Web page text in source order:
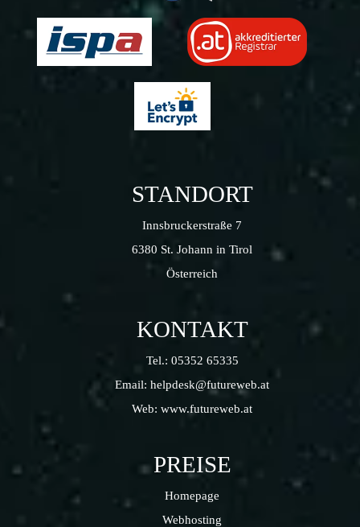
STANDORT
Innsbruckerstraße 7
6380 St. Johann in Tirol
Österreich
KONTAKT
Tel.: 05352 65335
Email: helpdesk@futureweb.at
Web: www.futureweb.at
PREISE
Homepage
Webhosting